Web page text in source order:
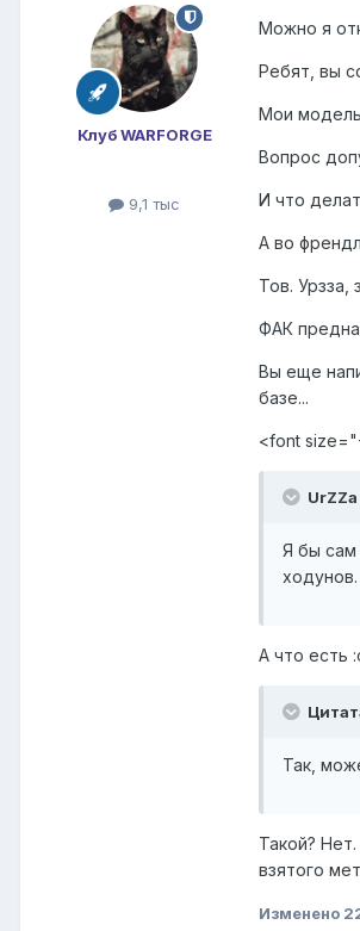
Клуб WARFORGE
9,1 тыс
Можно я
Ребят, вы
Мои
Вопрос
И что
А во
Тов. Урзза,
ФАК
Вы еще
базе...
<font
UrZZa
Я бы сам
ходунов.
А что есть
Так,
Такой?
взятого
Изменено